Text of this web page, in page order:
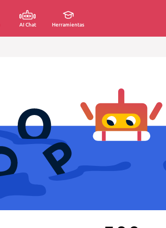
AI Chat Herramientas